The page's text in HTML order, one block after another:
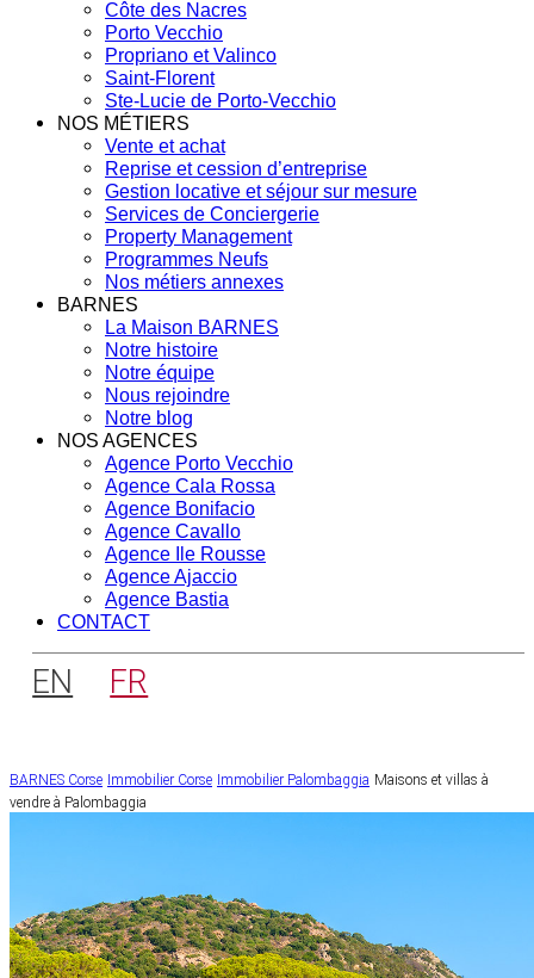
Côte des Nacres
Porto Vecchio
Propriano et Valinco
Saint-Florent
Ste-Lucie de Porto-Vecchio
NOS MÉTIERS
Vente et achat
Reprise et cession d’entreprise
Gestion locative et séjour sur mesure
Services de Conciergerie
Property Management
Programmes Neufs
Nos métiers annexes
BARNES
La Maison BARNES
Notre histoire
Notre équipe
Nous rejoindre
Notre blog
NOS AGENCES
Agence Porto Vecchio
Agence Cala Rossa
Agence Bonifacio
Agence Cavallo
Agence Ile Rousse
Agence Ajaccio
Agence Bastia
CONTACT
EN FR
BARNES Corse Immobilier Corse Immobilier Palombaggia Maisons et villas à
vendre à Palombaggia